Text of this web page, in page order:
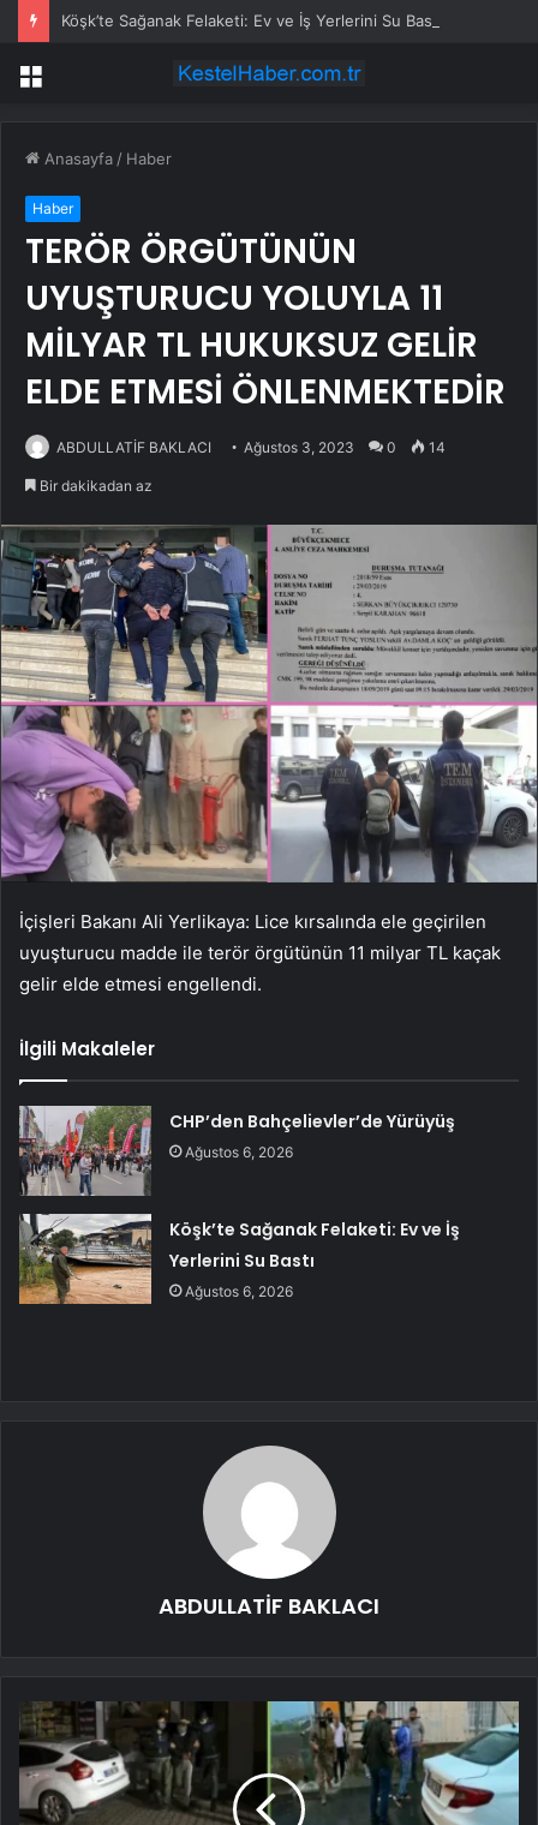
Köşk’te Sağanak Felaketi: Ev ve İş Yerlerini Su Bastı
Menü
Anasayfa / Haber
Haber
TERÖR ÖRGÜTÜNÜN
UYUŞTURUCU YOLUYLA 11
MİLYAR TL HUKUKSUZ GELİR
ELDE ETMESİ ÖNLENMEKTEDİR
ABDULLATİF BAKLACI Ağustos 3, 2023 0 14
Bir dakikadan az
İçişleri Bakanı Ali Yerlikaya: Lice kırsalında ele geçirilen
uyuşturucu madde ile terör örgütünün 11 milyar TL kaçak
gelir elde etmesi engellendi.
İlgili Makaleler
CHP’den Bahçelievler’de Yürüyüş
Ağustos 6, 2026
Köşk’te Sağanak Felaketi: Ev ve İş
Yerlerini Su Bastı
Ağustos 6, 2026
ABDULLATİF BAKLACI